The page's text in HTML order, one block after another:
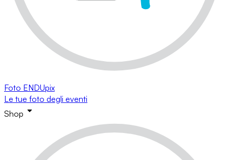
Foto ENDUpix
Le tue foto degli eventi
Shop